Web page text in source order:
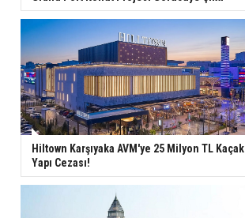
Hiltown Karşıyaka AVM'ye 25 Milyon TL Kaçak
Yapı Cezası!